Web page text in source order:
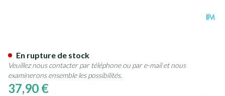
37,90 €
En rupture de stock
Veuillez nous contacter par téléphone ou par e-mail et nous
examinerons ensemble les possibilités.